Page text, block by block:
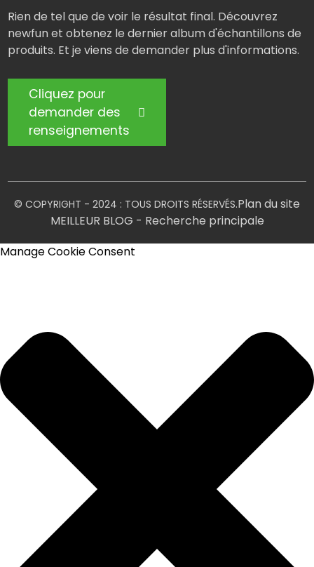
Rien de tel que de voir le résultat final. Découvrez
newfun et obtenez le dernier album d'échantillons de
produits. Et je viens de demander plus d'informations.
Cliquez pour
demander des
renseignements
© COPYRIGHT - 2024 : TOUS DROITS RÉSERVÉS.Plan du site
MEILLEUR BLOG - Recherche principale
Manage Cookie Consent